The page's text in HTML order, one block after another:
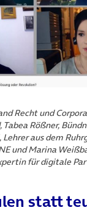
Recht und
Rößner,
aus dem
und Marina
für digitale
statt